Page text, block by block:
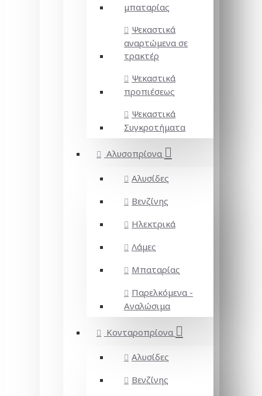
μπαταρίας
Ψεκαστικά
αναρτώμενα σε
τρακτέρ
Ψεκαστικά
προπιέσεως
Ψεκαστικά
Συγκροτήματα
Αλυσοπρίονα
Αλυσίδες
Βενζίνης
Ηλεκτρικά
Λάμες
Μπαταρίας
Παρελκόμενα -
Αναλώσιμα
Κονταροπρίονα
Αλυσίδες
Βενζίνης